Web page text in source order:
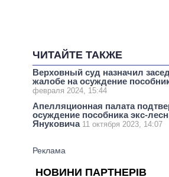
ЧИТАЙТЕ ТАКЖЕ
Верховный суд назначил
жалобе на осуждение
февраля 2024, 15:44
Апелляционная палата
осуждение пособника экс-
Януковича 11 октября 2023, 14:07